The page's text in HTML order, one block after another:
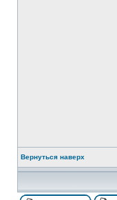
Вернуться наверх